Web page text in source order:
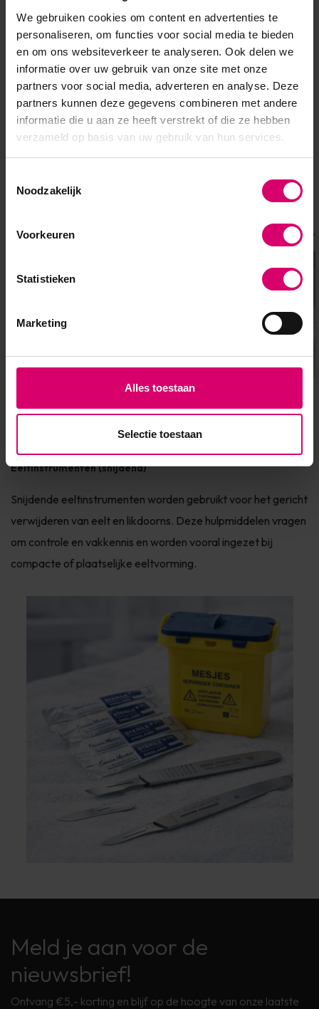
We gebruiken cookies om content en advertenties te
personaliseren, om functies voor social media te bieden
en om ons websiteverkeer te analyseren. Ook delen we
informatie over uw gebruik van onze site met onze
partners voor social media, adverteren en analyse. Deze
partners kunnen deze gegevens combineren met andere
informatie die u aan ze heeft verstrekt of die ze hebben
verzameld op basis van uw gebruik van hun services.
Noodzakelijk
Voorkeuren
Statistieken
Marketing
Alles toestaan
Selectie toestaan
Swann Morton Mesjes Niet
Steriel Nr. 15 Blauw - 100
stuks
Op voorraad
14,25
Pedicures
Eeltinstrumenten (snijdend)
Snijdende eeltinstrumenten worden gebruikt voor het gericht
verwijderen van eelt en likdoorns. Deze hulpmiddelen vragen
om controle en vakkennis en worden vooral ingezet bij
compacte of plaatselijke eeltvorming.
Meld je aan voor de
nieuwsbrief!
Ontvang €5,- korting en blijf op de hoogte van onze laatste